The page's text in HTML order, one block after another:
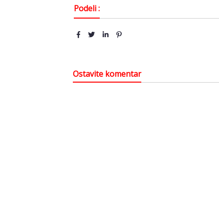
Podeli :
Ostavite komentar